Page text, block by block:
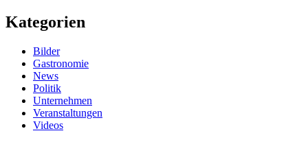
Kategorien
Bilder
Gastronomie
News
Politik
Unternehmen
Veranstaltungen
Videos